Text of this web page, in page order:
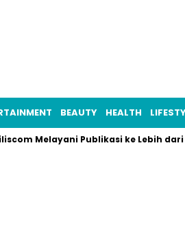
BEAUTY HEALTH
Melayani Publikasi ke Lebih